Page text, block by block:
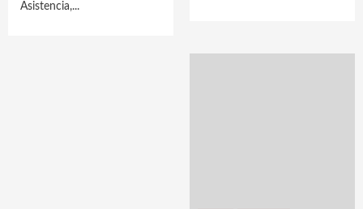
Asistencia,...